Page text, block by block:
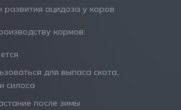
развития ацидоза у коров
кормов:
для выпаса скота,
силоса
после зимы